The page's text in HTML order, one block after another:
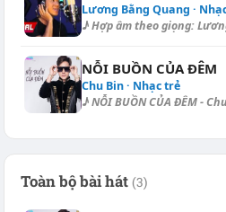
Lương Bằng Quang ·
NỖI BUỒN CỦA ĐÊM
Chu Bin · Nhạc trẻ
Toàn bộ bài hát (3)